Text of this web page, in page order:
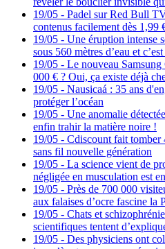
19/05 - Padel sur Red Bull
contenus facilement dès 1,99
19/05 - Une éruption intense
sous 560 mètres d’eau et
19/05 - Le nouveau
000 € ? Oui, ça existe déjà
19/05 - Nausicaá : 35 ans
protéger l’océan
19/05 - Une anomalie
enfin trahir la matière noire !
19/05 - Cdiscount fait tomber
sans fil nouvelle génération
19/05 - La science vient de
négligée en musculation est
19/05 - Près de 700 000
aux falaises d’ocre fascine la
19/05 - Chats et
scientifiques tentent
19/05 - Des physiciens ont